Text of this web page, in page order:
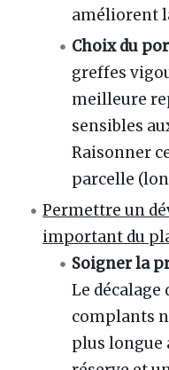
améliorent
Choix du
greffes
meilleure
sensibles
Raisonner
parcelle
Permettre un
important du
Soigner la
Le décalage
complants
plus longue